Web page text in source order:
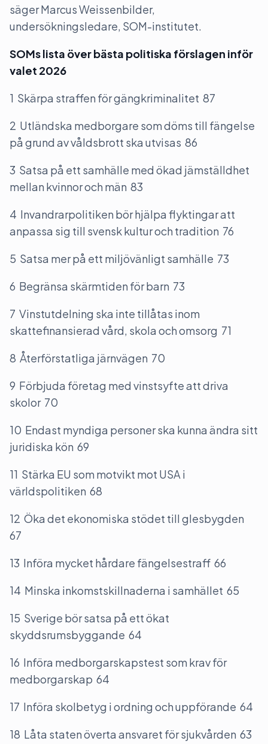
säger Marcus Weissenbilder,
undersökningsledare, SOM-institutet.
SOMs lista över bästa politiska förslagen inför
valet 2026
1 Skärpa straffen för gängkriminalitet 87
2 Utländska medborgare som döms till fängelse
på grund av våldsbrott ska utvisas 86
3 Satsa på ett samhälle med ökad jämställdhet
mellan kvinnor och män 83
4 Invandrarpolitiken bör hjälpa flyktingar att
anpassa sig till svensk kultur och tradition 76
5 Satsa mer på ett miljövänligt samhälle 73
6 Begränsa skärmtiden för barn 73
7 Vinstutdelning ska inte tillåtas inom
skattefinansierad vård, skola och omsorg 71
8 Återförstatliga järnvägen 70
9 Förbjuda företag med vinstsyfte att driva
skolor 70
10 Endast myndiga personer ska kunna ändra sitt
juridiska kön 69
11 Stärka EU som motvikt mot USA i
världspolitiken 68
12 Öka det ekonomiska stödet till glesbygden
67
13 Införa mycket hårdare fängelsestraff 66
14 Minska inkomstskillnaderna i samhället 65
15 Sverige bör satsa på ett ökat
skyddsrumsbyggande 64
16 Införa medborgarskapstest som krav för
medborgarskap 64
17 Införa skolbetyg i ordning och uppförande 64
18 Låta staten överta ansvaret för sjukvården 63